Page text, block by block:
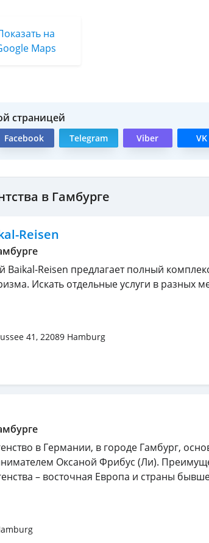
на
Maps
страницей
Facebook Telegram Viber VK
в Гамбурге
Reisen
Baikal-Reisen предлагает полный
Искать отдельные услуги в разных
41, 22089 Hamburg
в Германии, в городе Гамбург,
Оксаной Фрибус (Ли).
– восточная Европа и страны